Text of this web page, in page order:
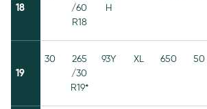
18
/60
R18
H
19
30
265
/30
R19*
93Y XL 650 50